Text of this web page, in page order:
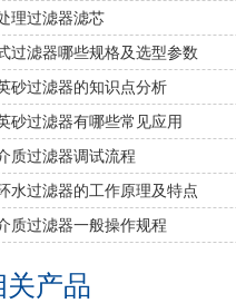
理过滤器滤芯
过滤器哪些规格及选型参数
砂过滤器的知识点分析
砂过滤器有哪些常见应用
质过滤器调试流程
水过滤器的工作原理及特点
质过滤器一般操作规程
关产品